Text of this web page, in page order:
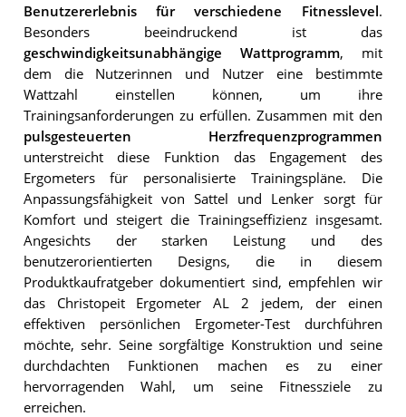
Benutzererlebnis für verschiedene Fitnesslevel.
Besonders beeindruckend ist das
geschwindigkeitsunabhängige Wattprogramm, mit
dem die Nutzerinnen und Nutzer eine bestimmte
Wattzahl einstellen können, um ihre
Trainingsanforderungen zu erfüllen. Zusammen mit den
pulsgesteuerten Herzfrequenzprogrammen
unterstreicht diese Funktion das Engagement des
Ergometers für personalisierte Trainingspläne. Die
Anpassungsfähigkeit von Sattel und Lenker sorgt für
Komfort und steigert die Trainingseffizienz insgesamt.
Angesichts der starken Leistung und des
benutzerorientierten Designs, die in diesem
Produktkaufratgeber dokumentiert sind, empfehlen wir
das Christopeit Ergometer AL 2 jedem, der einen
effektiven persönlichen Ergometer-Test durchführen
möchte, sehr. Seine sorgfältige Konstruktion und seine
durchdachten Funktionen machen es zu einer
hervorragenden Wahl, um seine Fitnessziele zu
erreichen.